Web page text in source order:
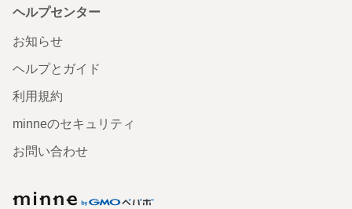
ヘルプセンター
お知らせ
ヘルプとガイド
利用規約
minneのセキュリティ
お問い合わせ